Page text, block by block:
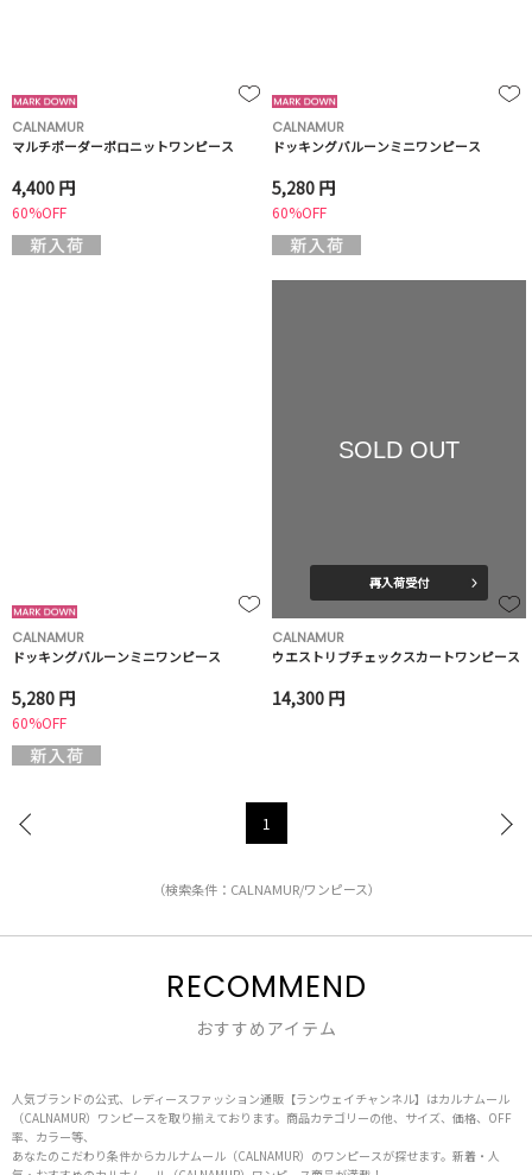
CALNAMUR
マルチボーダーポロニットワンピース
4,400 円
60%OFF
CALNAMUR
ドッキングバルーンミニワンピース
5,280 円
60%OFF
CALNAMUR
ドッキングバルーンミニワンピース
5,280 円
60%OFF
SOLD OUT
再入荷受付
CALNAMUR
ウエストリブチェックスカートワンピース
14,300 円
1
（検索条件：CALNAMUR/ワンピース）
RECOMMEND
おすすめアイテム
人気ブランドの公式、レディースファッション通販【ランウェイチャンネル】はカルナムール
（CALNAMUR）ワンピースを取り揃えております。商品カテゴリーの他、サイズ、価格、OFF
率、カラー等、
あなたのこだわり条件からカルナムール（CALNAMUR）のワンピースが探せます。新着・人